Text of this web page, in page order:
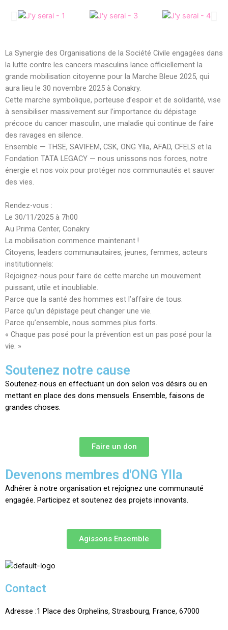
La Synergie des Organisations de la Société Civile engagées dans
la lutte contre les cancers masculins lance officiellement la
grande mobilisation citoyenne pour la Marche Bleue 2025, qui
aura lieu le 30 novembre 2025 à Conakry.
Cette marche symbolique, porteuse d’espoir et de solidarité, vise
à sensibiliser massivement sur l’importance du dépistage
précoce du cancer masculin, une maladie qui continue de faire
des ravages en silence.
Ensemble — THSE, SAVIFEM, CSK, ONG Ylla, AFAD, CFELS et la
Fondation TATA LEGACY — nous unissons nos forces, notre
énergie et nos voix pour protéger nos communautés et sauver
des vies.
Rendez-vous :
Le 30/11/2025 à 7h00
Au Prima Center, Conakry
La mobilisation commence maintenant !
Citoyens, leaders communautaires, jeunes, femmes, acteurs
institutionnels:
Rejoignez-nous pour faire de cette marche un mouvement
puissant, utile et inoubliable.
Parce que la santé des hommes est l’affaire de tous.
Parce qu’un dépistage peut changer une vie.
Parce qu’ensemble, nous sommes plus forts.
« Chaque pas posé pour la prévention est un pas posé pour la
vie. »
Soutenez notre cause
Soutenez-nous en effectuant un don selon vos désirs ou en
mettant en place des dons mensuels. Ensemble, faisons de
grandes choses.
Faire un don
Devenons membres d'ONG Ylla
Adhérer à notre organisation et rejoignez une communauté
engagée. Participez et soutenez des projets innovants.
Agissons Ensemble
Contact
Adresse :1 Place des Orphelins, Strasbourg, France, 67000